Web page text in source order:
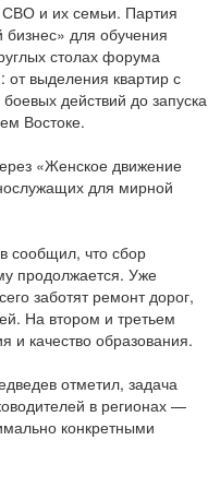
и их семьи. Партия
для обучения
столах форума
выделения квартир с
действий до запуска
Востоке.
«Женское движение
для мирной
сообщил, что сбор
продолжается. Уже
заботят ремонт дорог,
На втором и третьем
и качество образования.
отметил, задача
в регионах —
конкретными